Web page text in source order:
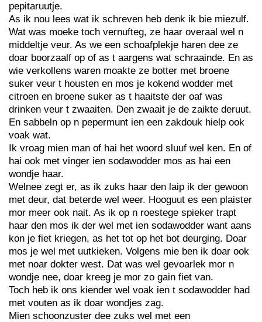
pepitaruutje.
As ik nou lees wat ik schreven heb denk ik bie miezulf.
Wat was moeke toch vernufteg, ze haar overaal wel n
middeltje veur. As we een schoafplekje haren dee ze
doar boorzaalf op of as t aargens wat schraainde. En as
wie verkollens waren moakte ze botter met broene
suker veur t housten en mos je kokend wodder met
citroen en broene suker as t haaitste der oaf was
drinken veur t zwaaiten. Den zwaait je de zaikte deruut.
En sabbeln op n pepermunt ien een zakdouk hielp ook
voak wat.
Ik vroag mien man of hai het woord sluuf wel ken. En of
hai ook met vinger ien sodawodder mos as hai een
wondje haar.
Welnee zegt er, as ik zuks haar den laip ik der gewoon
met deur, dat beterde wel weer. Hooguut es een plaister
mor meer ook nait. As ik op n roestege spieker trapt
haar den mos ik der wel met ien sodawodder want aans
kon je fiet kriegen, as het tot op het bot deurging. Doar
mos je wel met uutkieken. Volgens mie ben ik doar ook
met noar dokter west. Dat was wel gevoarlek mor n
wondje nee, doar kreeg je mor zo gain fiet van.
Toch heb ik ons kiender wel voak ien t sodawodder had
met vouten as ik doar wondjes zag.
Mien schoonzuster dee zuks wel met een